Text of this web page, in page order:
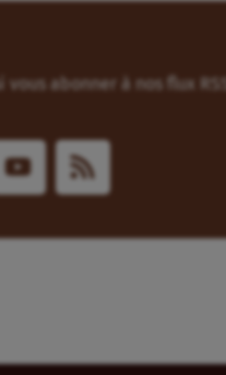
vous abonner à nos flux